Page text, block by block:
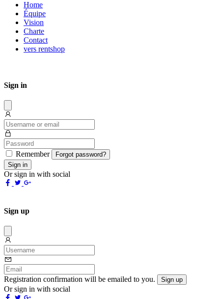
Home
Équipe
Vision
Charte
Contact
vers rentshop
Sign in
Remember
Forgot password?
Sign in
Or sign in with social
Sign up
Registration confirmation will be emailed to you. Sign up
Or sign in with social